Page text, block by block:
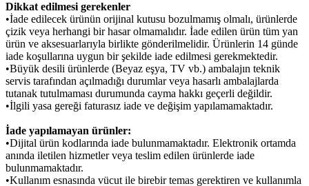
Dikkat edilmesi gerekenler
•İade edilecek ürünün orijinal kutusu bozulmamış olmalı, ürünlerde
çizik veya herhangi bir hasar olmamalıdır. İade edilen ürün tüm yan
ürün ve aksesuarlarıyla birlikte gönderilmelidir. Ürünlerin 14 günde
iade koşullarına uygun bir şekilde iade edilmesi gerekmektedir.
•Büyük desili ürünlerde (Beyaz eşya, TV vb.) ambalajın teknik
servis tarafından açılmadığı durumlar veya hasarlı ambalajlarda
tutanak tutulmaması durumunda cayma hakkı geçerli değildir.
•İlgili yasa gereği faturasız iade ve değişim yapılamamaktadır.
İade yapılamayan ürünler:
•Dijital ürün kodlarında iade bulunmamaktadır. Elektronik ortamda
anında iletilen hizmetler veya teslim edilen ürünlerde iade
bulunmamaktadır.
•Kullanım esnasında vücut ile birebir temas gerektiren ve kullanımla